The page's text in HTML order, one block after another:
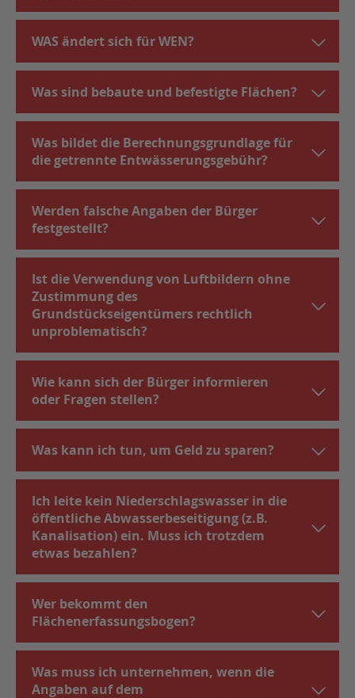
WAS ändert sich für WEN?
Was sind bebaute und befestigte Flächen?
Was bildet die Berechnungsgrundlage für
die getrennte Entwässerungsgebühr?
Werden falsche Angaben der Bürger
festgestellt?
Ist die Verwendung von Luftbildern ohne
Zustimmung des
Grundstückseigentümers rechtlich
unproblematisch?
Wie kann sich der Bürger informieren
oder Fragen stellen?
Was kann ich tun, um Geld zu sparen?
Ich leite kein Niederschlagswasser in die
öffentliche Abwasserbeseitigung (z.B.
Kanalisation) ein. Muss ich trotzdem
etwas bezahlen?
Wer bekommt den
Flächenerfassungsbogen?
Was muss ich unternehmen, wenn die
Angaben auf dem